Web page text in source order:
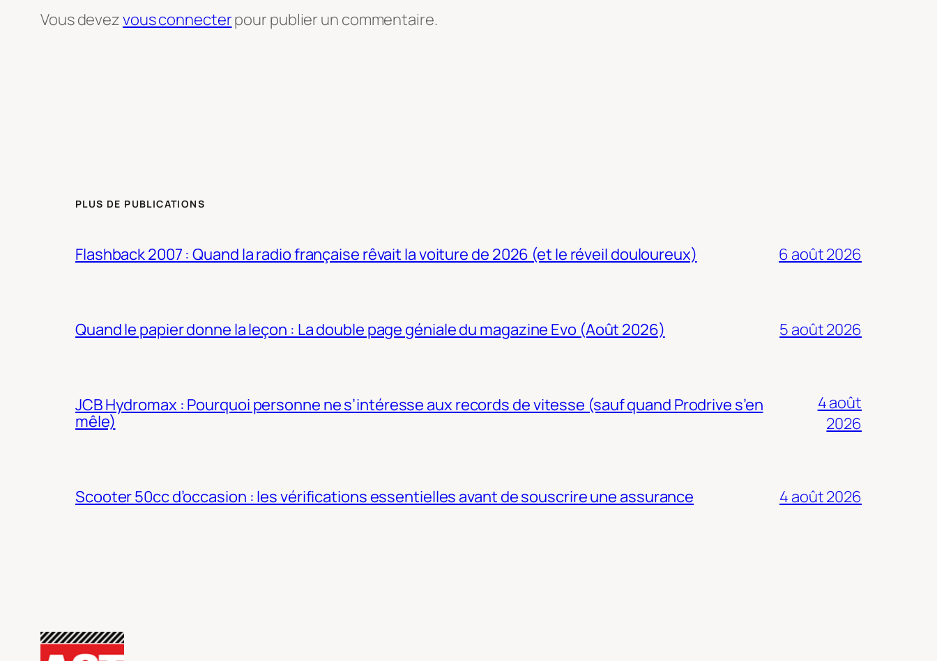
Vous devezvous connecterpour publier un commentaire.
PLUS DE PUBLICATIONS
Flashback 2007 : Quand la radio française rêvait la voiture de 2026 (et le réveil douloureux) 6 août 2026
Quand le papier donne la leçon : La double page géniale du magazine Evo (Août 2026) 5 août 2026
JCB Hydromax : Pourquoi personne ne s’intéresse aux records de vitesse (sauf quand Prodrive s’en
mêle)
4 août
2026
Scooter 50cc d’occasion : les vérifications essentielles avant de souscrire une assurance 4 août 2026